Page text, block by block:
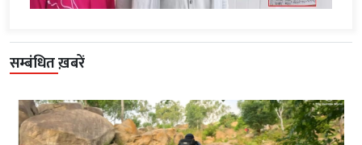
सम्बंधित ख़बरें